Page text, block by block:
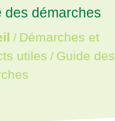
des démarches
/ Démarches et
utiles / Guide des